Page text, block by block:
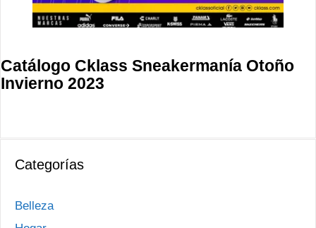
Catálogo Cklass Sneakermanía Otoño
Invierno 2023
Categorías
Belleza